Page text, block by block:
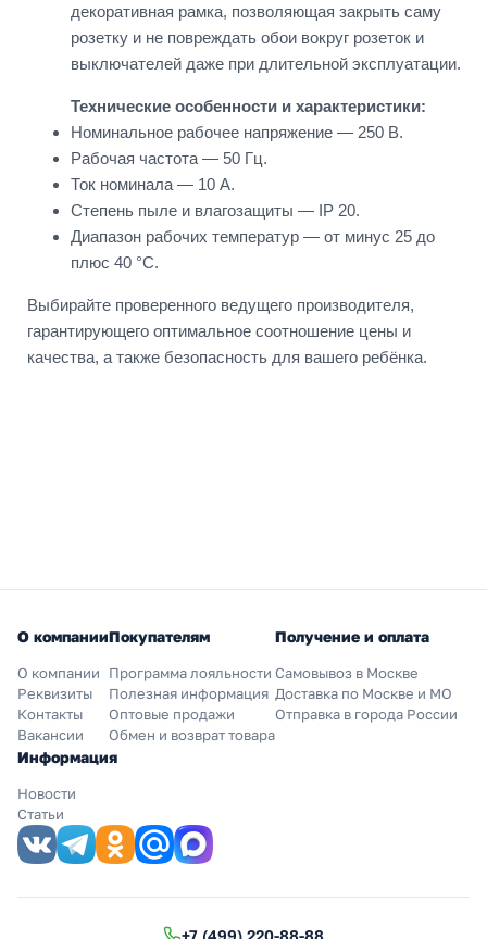
декоративная рамка, позволяющая закрыть саму
розетку и не повреждать обои вокруг розеток и
выключателей даже при длительной эксплуатации.
Технические особенности и характеристики:
Номинальное рабочее напряжение — 250 В.
Рабочая частота — 50 Гц.
Ток номинала — 10 А.
Степень пыле и влагозащиты — IP 20.
Диапазон рабочих температур — от минус 25 до
плюс 40 °С.
Выбирайте проверенного ведущего производителя,
гарантирующего оптимальное соотношение цены и
качества, а также безопасность для вашего ребёнка.
О компании
О компании
Реквизиты
Контакты
Вакансии
Покупателям
Программа лояльности
Полезная информация
Оптовые продажи
Обмен и возврат товара
Получение и оплата
Самовывоз в Москве
Доставка по Москве и МО
Отправка в города России
Информация
Новости
Статьи
+7 (499) 220-88-88